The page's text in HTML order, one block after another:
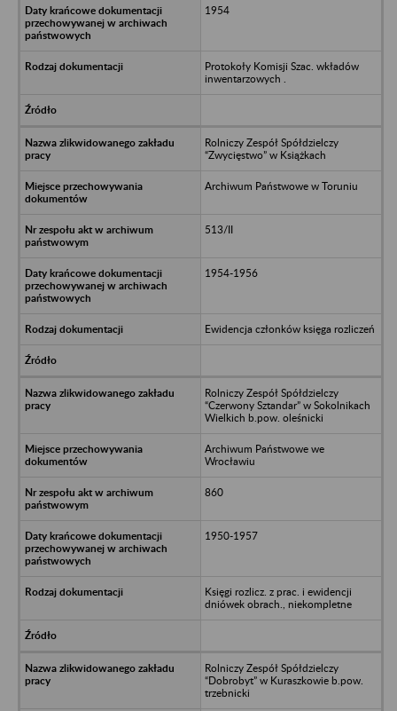
1954
Protokoły Komisji Szac. wkładów
inwentarzowych .
Rolniczy Zespół Spółdzielczy
“Zwycięstwo” w Książkach
Archiwum Państwowe w Toruniu
513/II
1954-1956
Ewidencja członków księga rozliczeń
Rolniczy Zespół Spółdzielczy
“Czerwony Sztandar” w Sokolnikach
Wielkich b.pow. oleśnicki
Archiwum Państwowe we
Wrocławiu
860
1950-1957
Księgi rozlicz. z prac. i ewidencji
dniówek obrach., niekompletne
Rolniczy Zespół Spółdzielczy
“Dobrobyt” w Kuraszkowie b.pow.
trzebnicki